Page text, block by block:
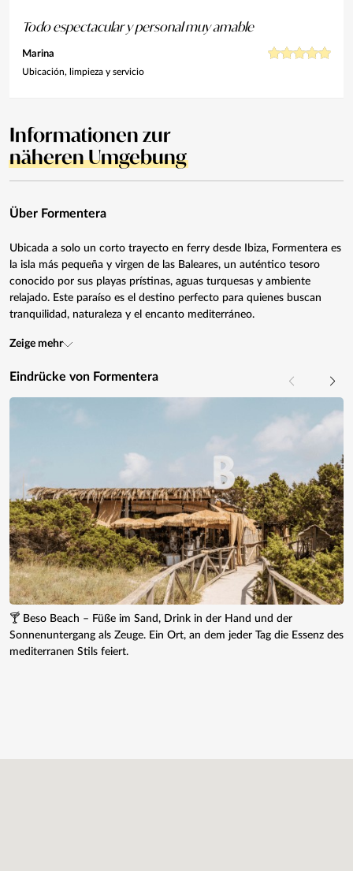
Todo espectacular y personal muy amable
Marina
Ubicación, limpieza y servicio
Informationen zur
näheren Umgebung
Über Formentera
Ubicada a solo un corto trayecto en ferry desde Ibiza, Formentera es
la isla más pequeña y virgen de las Baleares, un auténtico tesoro
conocido por sus playas prístinas, aguas turquesas y ambiente
relajado. Este paraíso es el destino perfecto para quienes buscan
tranquilidad, naturaleza y el encanto mediterráneo.
Zeige mehr
Eindrücke von Formentera
🍸 Beso Beach – Füße im Sand, Drink in der Hand und der
Sonnenuntergang als Zeuge. Ein Ort, an dem jeder Tag die Essenz des
mediterranen Stils feiert.